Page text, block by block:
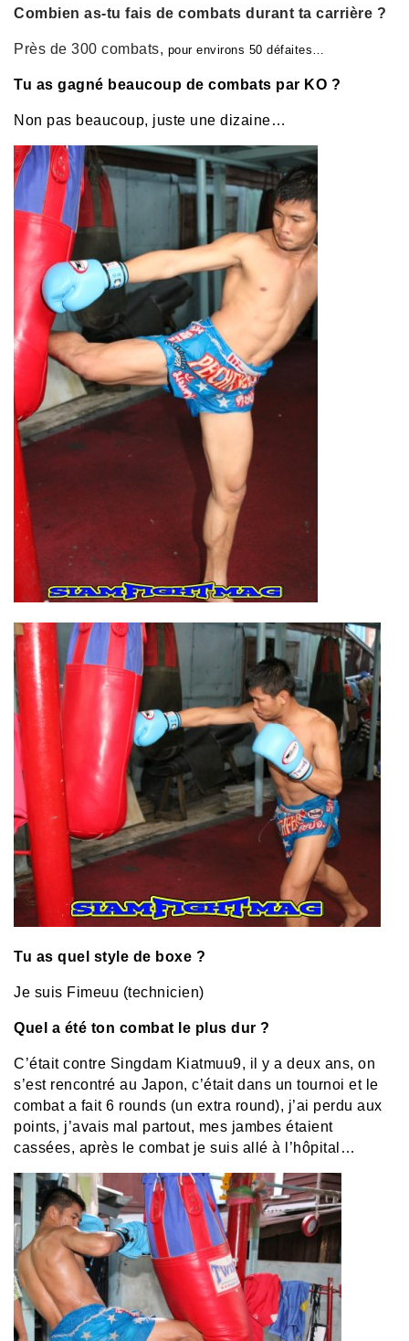
Combien as-tu fais de combats durant ta carrière ?
Près de 300 combats, pour environs 50 défaites…
Tu as gagné beaucoup de combats par KO ?
Non pas beaucoup, juste une dizaine…
Tu as quel style de boxe ?
Je suis Fimeuu (technicien)
Quel a été ton combat le plus dur ?
C’était contre Singdam Kiatmuu9, il y a deux ans, on
s’est rencontré au Japon, c’était dans un tournoi et le
combat a fait 6 rounds (un extra round), j’ai perdu aux
points, j’avais mal partout, mes jambes étaient
cassées, après le combat je suis allé à l’hôpital…